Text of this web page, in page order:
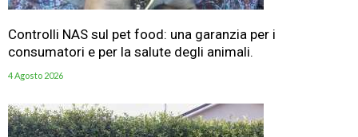
Controlli NAS sul pet food: una garanzia per i
consumatori e per la salute degli animali.
4 Agosto 2026